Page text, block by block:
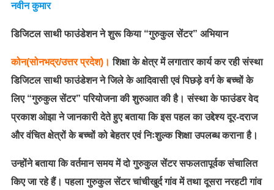
नवीन कुमार
डिजिटल साथी फाउंडेशन ने शुरू किया “गुरुकुल सेंटर” अभियान
कोन(सोनभद्र/उत्तर प्रदेश)। शिक्षा के क्षेत्र में लगातार कार्य कर रही संस्था
डिजिटल साथी फाउंडेशन ने जिले के आदिवासी एवं पिछड़े वर्ग के बच्चों के
लिए “गुरुकुल सेंटर” परियोजना की शुरुआत की है। संस्था के फाउंडर वेद
प्रकाश ओझा ने जानकारी देते हुए बताया कि इस पहल का उद्देश्य दूर-दराज
और वंचित क्षेत्रों के बच्चों को बेहतर एवं निःशुल्क शिक्षा उपलब्ध कराना है।
उन्होंने बताया कि वर्तमान समय में दो गुरुकुल सेंटर सफलतापूर्वक संचालित
किए जा रहे हैं। पहला गुरुकुल सेंटर चांचीखुर्द गांव में तथा दूसरा नरहटी गांव